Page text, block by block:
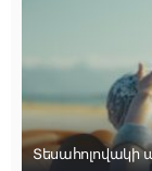
Տեսահոլովակի